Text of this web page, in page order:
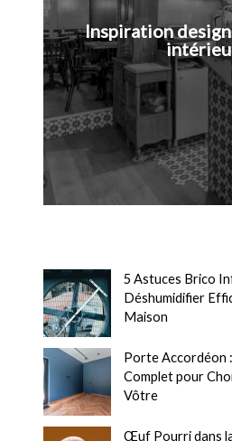
Inspiration
5 Astuces Brico
Déshumidifier
Maison
Porte Accordéon
Complet pour
Vôtre
Œuf Pourri dans